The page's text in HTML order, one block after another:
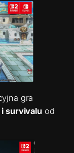
gra
survivaluod